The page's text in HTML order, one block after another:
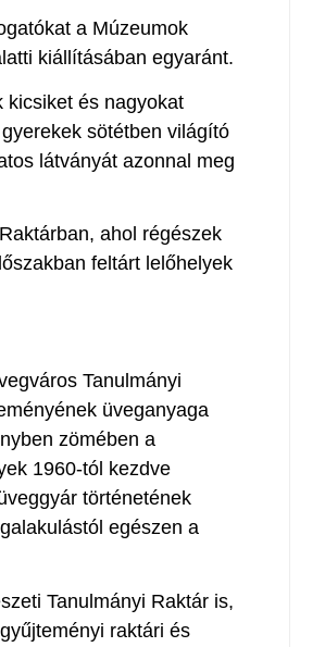
a Múzeumok
kiállításában egyaránt.
kicsiket és nagyokat
sötétben világító
látványát azonnal meg
ahol régészek
feltárt lelőhelyek
Tanulmányi
üveganyaga
zömében a
1960-tól kezdve
történetének
egészen a
Tanulmányi Raktár is,
raktári és